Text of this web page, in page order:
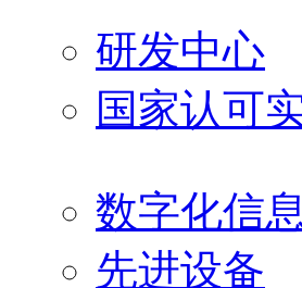
研发中心
国家认可
数字化信
先进设备